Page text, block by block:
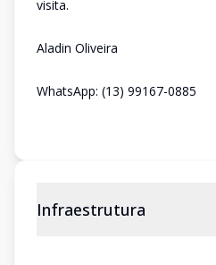
visita.
Aladin Oliveira
WhatsApp: (13) 99167-0885
Infraestrutura